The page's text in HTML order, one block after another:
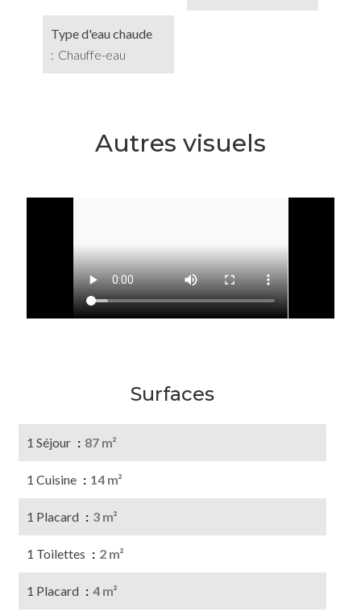
Type d'eau chaude
Chauffe-eau
Autres visuels
Surfaces
1 Séjour 87 m²
1 Cuisine 14 m²
1 Placard 3 m²
1 Toilettes 2 m²
1 Placard 4 m²